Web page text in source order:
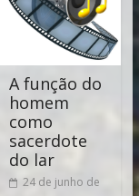
A função do
homem
como
sacerdote
do lar
24 de junho de